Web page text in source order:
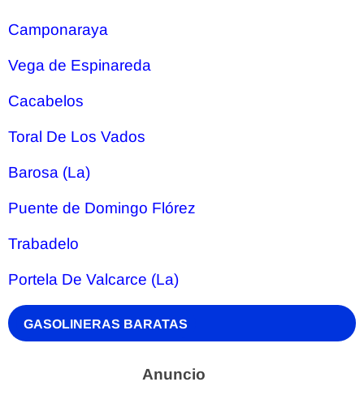
Camponaraya
Vega de Espinareda
Cacabelos
Toral De Los Vados
Barosa (La)
Puente de Domingo Flórez
Trabadelo
Portela De Valcarce (La)
GASOLINERAS BARATAS